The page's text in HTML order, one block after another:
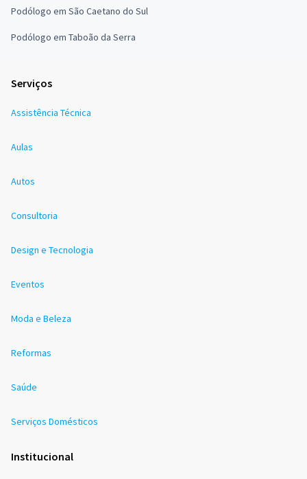
Podólogo em São Caetano do Sul
Podólogo em Taboão da Serra
Serviços
Assistência Técnica
Aulas
Autos
Consultoria
Design e Tecnologia
Eventos
Moda e Beleza
Reformas
Saúde
Serviços Domésticos
Institucional